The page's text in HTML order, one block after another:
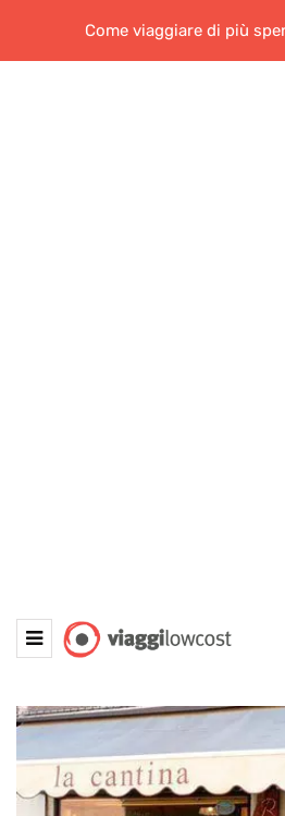
Come viaggiare di più